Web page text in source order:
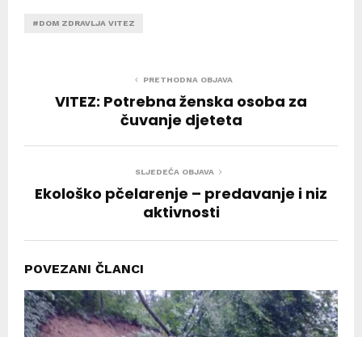
#DOM ZDRAVLJA VITEZ
PRETHODNA OBJAVA
VITEZ: Potrebna ženska osoba za
čuvanje djeteta
SLJEDEĆA OBJAVA
Ekološko pčelarenje – predavanje i niz
aktivnosti
POVEZANI ČLANCI